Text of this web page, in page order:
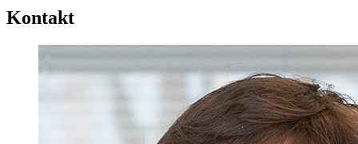
Kontakt